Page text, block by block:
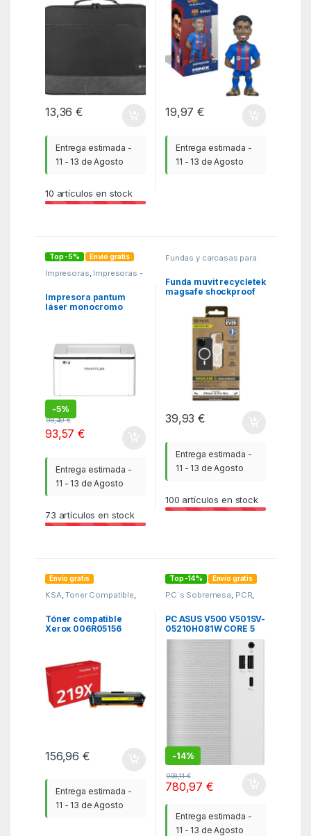
13,36€
Entrega estimada -
11 - 13 de Agosto
10 artículos en stock
19,97€
Entrega estimada -
11 - 13 de Agosto
Top -5% Envío gratis
Impresoras Impresoras -
fax y multifunción
Impresora pantum
láser monocromo
-5%
98,49€
93,57€
Entrega estimada -
11 - 13 de Agosto
73 artículos en stock
Fundas y carcasas para
, Telefonía
Funda muvit recycletek
magsafe shockproof
15 pro max
transparente – negra
39,93€
Entrega estimada -
11 - 13 de Agosto
100 artículos en stock
Envío gratis
KSA,Toner Compatible,
Tóner compatible
Xerox 006R05156
Capacidad/ 2500
páginas/ Amarillo
156,96€
Entrega estimada -
11 - 13 de Agosto
Top -14% Envío gratis
PC´s Sobremesa, PCR,
PC ASUS V500 V501SV-
05210H081W CORE 5
210H 16GB 512GB W11H
BLANCO
-14%
908,11€
780,97€
Entrega estimada -
11 - 13 de Agosto